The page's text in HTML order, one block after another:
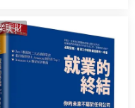
理財